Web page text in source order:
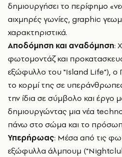
δημιουργήσει το περίφημο
αιχμηρές γωνίες, graphic
χαρακτηριστικά.
Αποδόμηση και αναδόμηση:
φωτομοντάζ και
εξώφυλλο του "Island Life"), ο
το κορμί της σε
την ίδια σε σύμβολο και έργο
δημιουργώντας μια νέα
πάνω στο σώμα και το
Υπερήρωας: Μέσα από τις
εξώφυλλα άλμπουμ